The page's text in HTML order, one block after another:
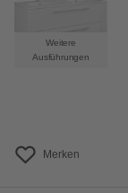
Weitere
Ausführungen
Merken